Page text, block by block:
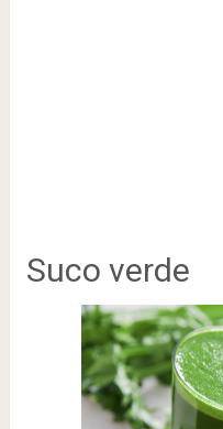
Suco verde